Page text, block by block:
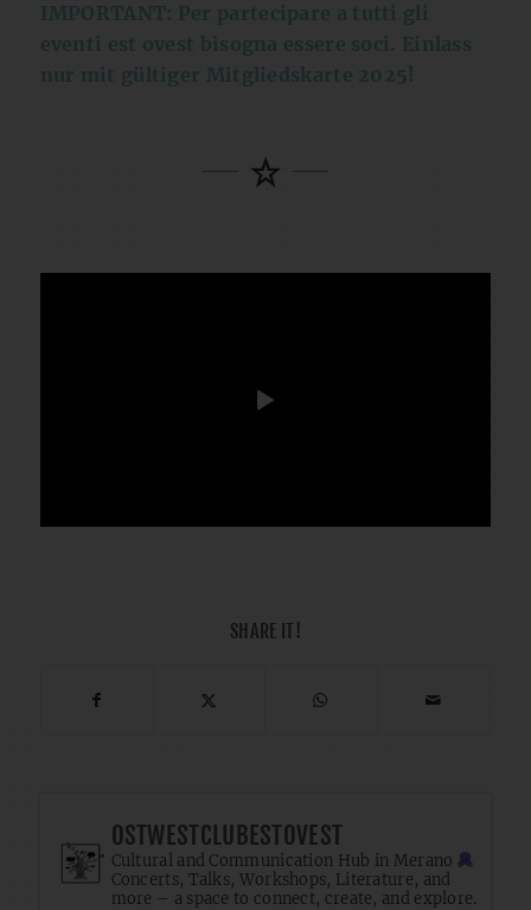
IMPORTANT: Per partecipare a tutti gli
eventi est ovest bisogna essere soci. Einlass
nur mit gültiger Mitgliedskarte 2025!
SHARE IT!
OSTWESTCLUBESTOVEST
Cultural and Communication Hub in Merano
Concerts, Talks, Workshops, Literature, and
more – a space to connect, create, and explore.